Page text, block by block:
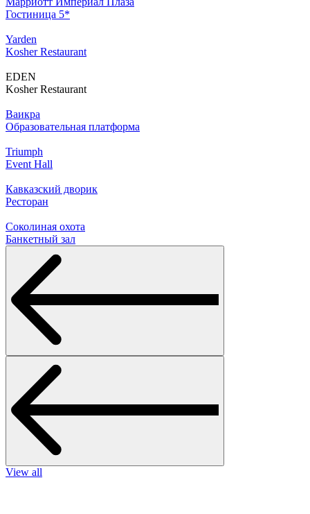
Гостиница 5*
Yarden
Kosher Restaurant
EDEN
Kosher Restaurant
Ваикра
Образовательная платформа
Triumph
Event Hall
Кавказский дворик
Ресторан
Соколиная охота
Банкетный зал
View all